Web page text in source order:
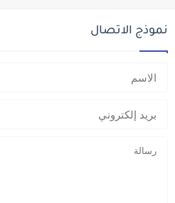
نموذج الاتصال